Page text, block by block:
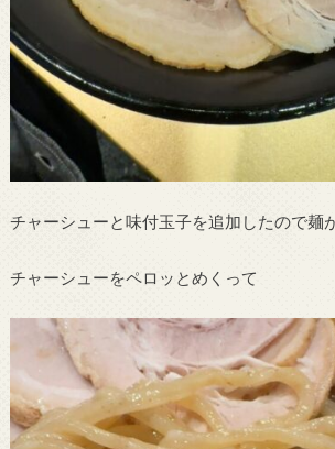
チャーシューと味付玉子を追加したので麺
チャーシューをペロッとめくって